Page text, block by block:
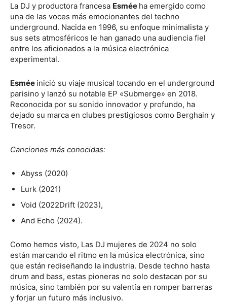
La DJ y productora francesa Esmée ha emergido como
una de las voces más emocionantes del techno
underground. Nacida en 1996, su enfoque minimalista y
sus sets atmosféricos le han ganado una audiencia fiel
entre los aficionados a la música electrónica
experimental.
Esmée inició su viaje musical tocando en el underground
parisino y lanzó su notable EP «Submerge» en 2018.
Reconocida por su sonido innovador y profundo, ha
dejado su marca en clubes prestigiosos como Berghain y
Tresor.
Canciones más conocidas:
Abyss (2020)
Lurk (2021)
Void (2022Drift (2023),
And Echo (2024).
Como hemos visto, Las DJ mujeres de 2024 no solo
están marcando el ritmo en la música electrónica, sino
que están rediseñando la industria. Desde techno hasta
drum and bass, estas pioneras no solo destacan por su
música, sino también por su valentía en romper barreras
y forjar un futuro más inclusivo.